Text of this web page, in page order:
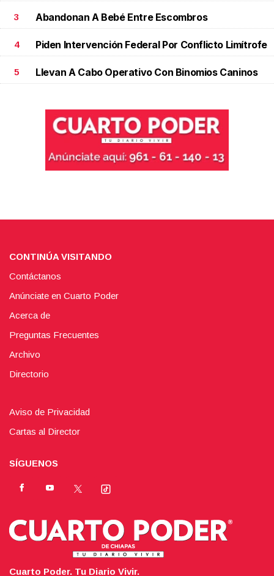
3 Abandonan A Bebé Entre Escombros
4 Piden Intervención Federal Por Conflicto Limítrofe
5 Llevan A Cabo Operativo Con Binomios Caninos
CONTINÚA VISITANDO
Contáctanos
Anúnciate en Cuarto Poder
Acerca de
Preguntas Frecuentes
Archivo
Directorio
Aviso de Privacidad
Cartas al Director
SÍGUENOS
Cuarto Poder. Tu Diario Vivir.